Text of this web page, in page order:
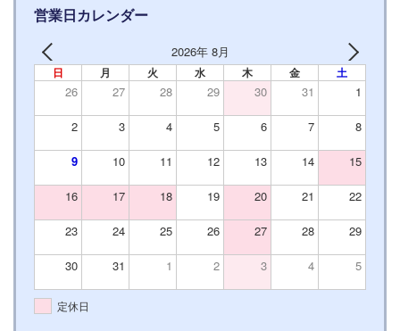
営業日カレンダー
2026年 8月
日 月 火 水 木 金 土
26 27 28 29 30 31 1
2 3 4 5 6 7 8
9 10 11 12 13 14 15
16 17 18 19 20 21 22
23 24 25 26 27 28 29
30 31 1 2 3 4 5
定休日